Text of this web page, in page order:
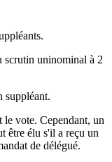
scrutin uninominal à 2
suppléant.
le vote. Cependant, un
être élu s'il a reçu un
de délégué.